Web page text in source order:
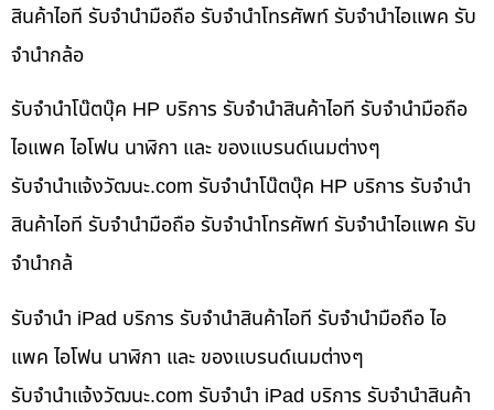
สินค้าไอที รับจำนำมือถือ รับจำนำโทรศัพท์ รับจำนำไอแพค รับ
จำนำกล้อ
รับจำนำโน๊ตบุ๊ค HP บริการ รับจำนำสินค้าไอที รับจำนำมือถือ
ไอแพค ไอโฟน นาฬิกา และ ของแบรนด์เนมต่างๆ
รับจํานําแจ้งวัฒนะ.com รับจำนำโน๊ตบุ๊ค HP บริการ รับจำนำ
สินค้าไอที รับจำนำมือถือ รับจำนำโทรศัพท์ รับจำนำไอแพค รับ
จำนำกล้
รับจำนำ iPad บริการ รับจำนำสินค้าไอที รับจำนำมือถือ ไอ
แพค ไอโฟน นาฬิกา และ ของแบรนด์เนมต่างๆ
รับจํานําแจ้งวัฒนะ.com รับจำนำ iPad บริการ รับจำนำสินค้า